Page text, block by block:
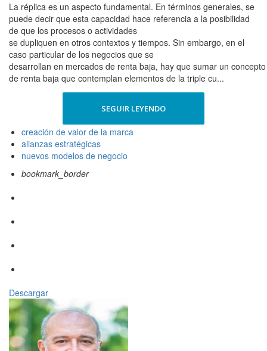
La réplica es un aspecto fundamental. En términos generales, se
puede decir que esta capacidad hace referencia a la posibilidad
de que los procesos o actividades
se dupliquen en otros contextos y tiempos. Sin embargo, en el
caso particular de los negocios que se
desarrollan en mercados de renta baja, hay que sumar un
de renta baja que contemplan elementos de la triple cu...
SEGUIR LEYENDO
creación de valor de la marca
alianzas estratégicas
nuevos modelos de negocio
bookmark_border
Descargar